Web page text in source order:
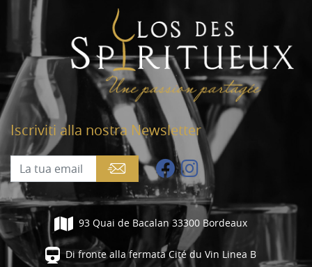
Iscriviti alla nostra Newsletter
93 Quai de Bacalan 33300 Bordeaux
Di fronte alla fermata Cité du Vin Linea B